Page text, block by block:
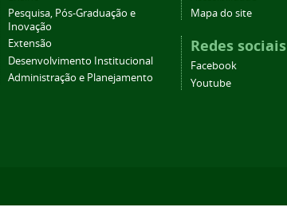
Pesquisa, Pós-Graduação e
Inovação
Extensão
Desenvolvimento Institucional
Administração e Planejamento
Mapa do site
Redes sociais
Facebook
Youtube